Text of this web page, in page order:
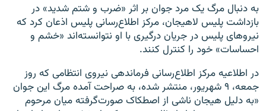
به‌ دنبال مرگ یک مرد جوان بر اثر «ضرب و شتم شدید» در
بازداشت پلیس لاهیجان، مرکز اطلاع‌رسانی پلیس اذعان کرد که
نیروهای پلیس در جریان درگیری با او نتوانسته‌اند «خشم و
احساسات» خود را کنترل کنند.
در اطلاعیه مرکز اطلاع‌رسانی فرماندهی نیروی انتظامی که روز
جمعه، ۹ شهریور، منتشر شده، به صراحت آمده مرگ این جوان
«به‌ دلیل هیجان ناشی از اصطکاک صورت‌گرفته میان مرحوم